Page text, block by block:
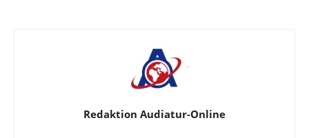
Redaktion Audiatur-Online